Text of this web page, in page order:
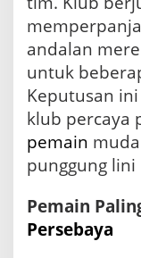
andalan
untuk
Keputusan
klub percaya
pemain
punggung
Pemain
Persebaya